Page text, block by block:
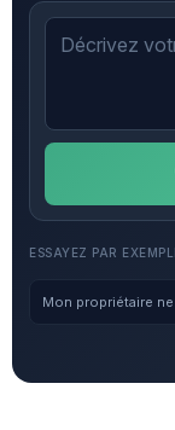
ESSAYEZ PAR
Mon propriétaire